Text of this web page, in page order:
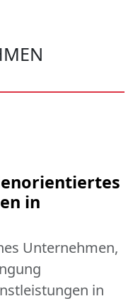
in
Unternehmen,
in